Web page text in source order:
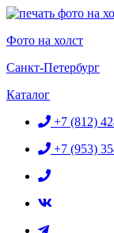
Перейти
содержимому
Фото на холст
Санкт-Петербург
Каталог
+7 (812)
+7 (953)